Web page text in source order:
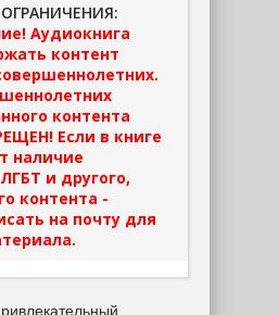
Аудиокнига
контент
контента
Если в книге
наличие
и другого,
контента -
на почту для